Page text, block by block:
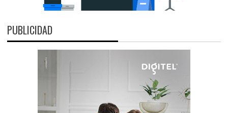
PUBLICIDAD